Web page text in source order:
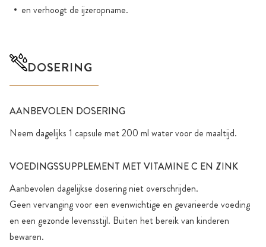
en verhoogt de ijzeropname.
DOSERING
AANBEVOLEN DOSERING
Neem dagelijks 1 capsule met 200 ml water voor de maaltijd.
VOEDINGSSUPPLEMENT MET VITAMINE C EN ZINK
Aanbevolen dagelijkse dosering niet overschrijden.
Geen vervanging voor een evenwichtige en gevarieerde voeding
en een gezonde levensstijl. Buiten het bereik van kinderen
bewaren.